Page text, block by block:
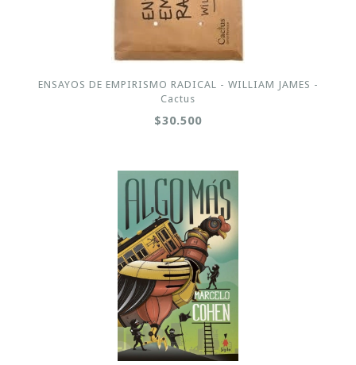
ENSAYOS DE EMPIRISMO RADICAL - WILLIAM JAMES -
Cactus
$30.500